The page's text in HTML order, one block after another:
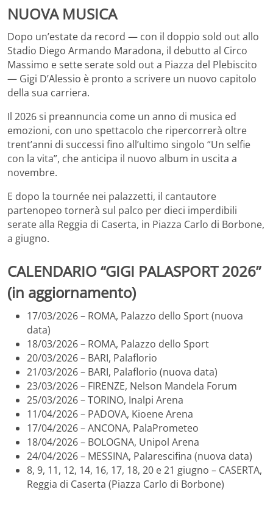
NUOVA MUSICA
Dopo un’estate da record — con il doppio sold out allo
Stadio Diego Armando Maradona, il debutto al Circo
Massimo e sette serate sold out a Piazza del Plebiscito
— Gigi D’Alessio è pronto a scrivere un nuovo capitolo
della sua carriera.
Il 2026 si preannuncia come un anno di musica ed
emozioni, con uno spettacolo che ripercorrerà oltre
trent’anni di successi fino all’ultimo singolo “Un selfie
con la vita”, che anticipa il nuovo album in uscita a
novembre.
E dopo la tournée nei palazzetti, il cantautore
partenopeo tornerà sul palco per dieci imperdibili
serate alla Reggia di Caserta, in Piazza Carlo di Borbone,
a giugno.
CALENDARIO “GIGI PALASPORT 2026”
(in aggiornamento)
17/03/2026 – ROMA, Palazzo dello Sport (nuova
data)
18/03/2026 – ROMA, Palazzo dello Sport
20/03/2026 – BARI, Palaflorio
21/03/2026 – BARI, Palaflorio (nuova data)
23/03/2026 – FIRENZE, Nelson Mandela Forum
25/03/2026 – TORINO, Inalpi Arena
11/04/2026 – PADOVA, Kioene Arena
17/04/2026 – ANCONA, PalaPrometeo
18/04/2026 – BOLOGNA, Unipol Arena
24/04/2026 – MESSINA, Palarescifina (nuova data)
8, 9, 11, 12, 14, 16, 17, 18, 20 e 21 giugno – CASERTA,
Reggia di Caserta (Piazza Carlo di Borbone)